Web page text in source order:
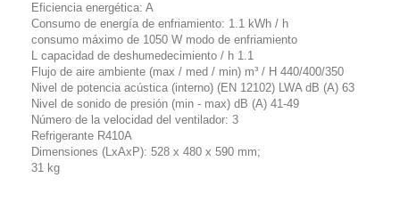
Eficiencia energética: A
Consumo de energía de enfriamiento: 1.1 kWh / h
consumo máximo de 1050 W modo de enfriamiento
L capacidad de deshumedecimiento / h 1.1
Flujo de aire ambiente (max / med / min) m³ / H 440/400/350
Nivel de potencia acústica (interno) (EN 12102) LWA dB (A) 63
Nivel de sonido de presión (min - max) dB (A) 41-49
Número de la velocidad del ventilador: 3
Refrigerante R410A
Dimensiones (LxAxP): 528 x 480 x 590 mm;
31 kg